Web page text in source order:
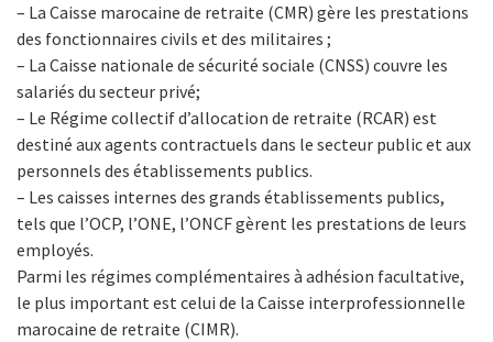
– La Caisse marocaine de retraite (CMR) gère les prestations
des fonctionnaires civils et des militaires ;
– La Caisse nationale de sécurité sociale (CNSS) couvre les
salariés du secteur privé;
– Le Régime collectif d’allocation de retraite (RCAR) est
destiné aux agents contractuels dans le secteur public et aux
personnels des établissements publics.
– Les caisses internes des grands établissements publics,
tels que l’OCP, l’ONE, l’ONCF gèrent les prestations de leurs
employés.
Parmi les régimes complémentaires à adhésion facultative,
le plus important est celui de la Caisse interprofessionnelle
marocaine de retraite (CIMR).